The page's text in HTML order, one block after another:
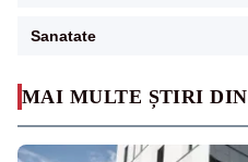
MAI MULTE ȘTIRI DIN
Sanatate